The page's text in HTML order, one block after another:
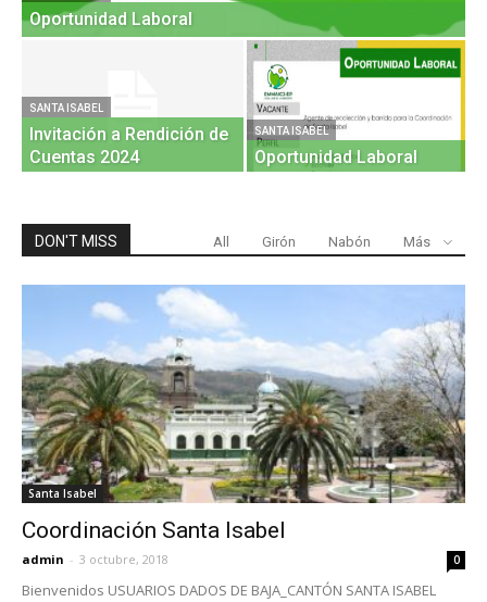
Oportunidad Laboral
SANTA ISABEL
Invitación a Rendición de
Cuentas 2024
SANTA ISABEL
Oportunidad Laboral
DON'T MISS All Girón Nabón Más
Santa Isabel
Coordinación Santa Isabel
admin - 3 octubre, 2018 0
Bienvenidos USUARIOS DADOS DE BAJA_CANTÓN SANTA ISABEL